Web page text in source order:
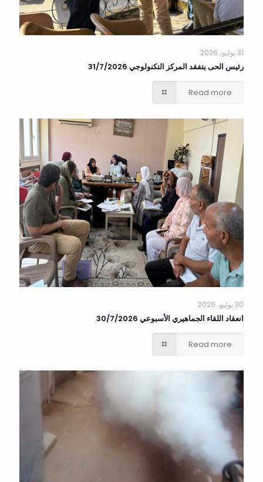
31 يوليو، 2026
رئيس الحى يتفقد المركز التكنولوجي 31/7/2026
Read more
30 يوليو، 2026
انعقاد اللقاء الجماهيري الأسبوعي 30/7/2026
Read more